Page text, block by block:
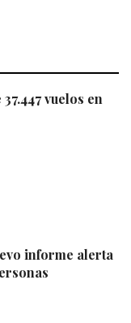
vuelos en
informe alerta